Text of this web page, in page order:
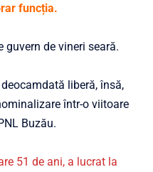
funcția.
de vineri seară.
liberă, însă,
într-o viitoare
Buzău.
51 de ani, a lucrat la